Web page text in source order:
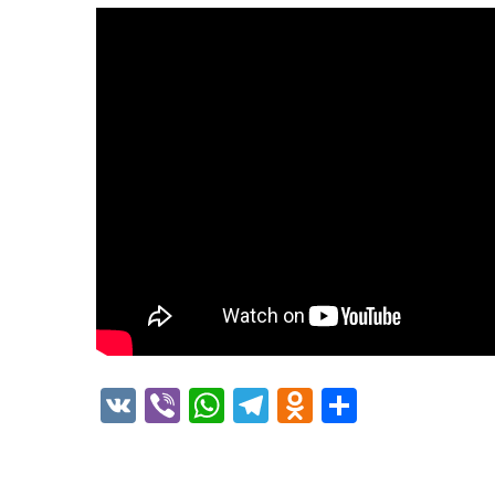
VK ViberWhatsApp
Telegram